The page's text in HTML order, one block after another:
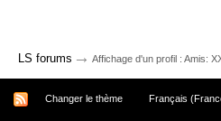
LS forums → Affichage d'un profil : Amis:
Changer le thème Français